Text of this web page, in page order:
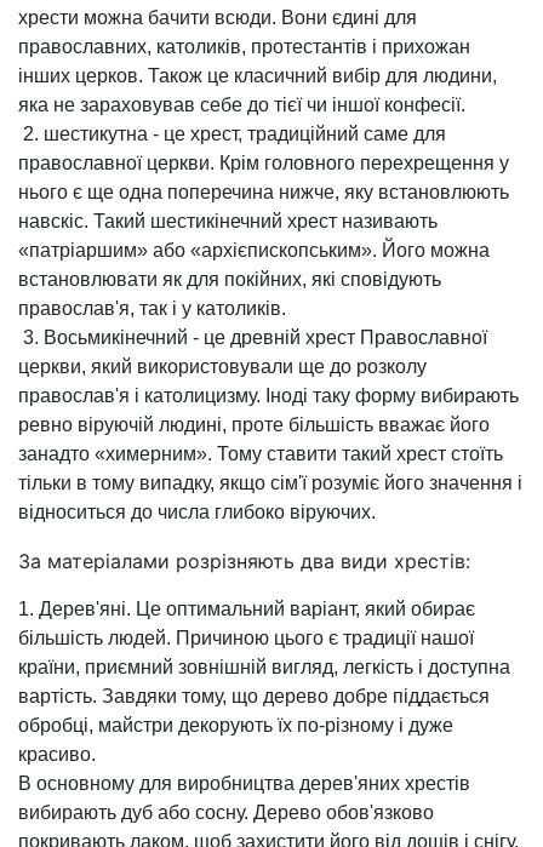
хрести можна бачити всюди. Вони єдині для
православних, католиків, протестантів і прихожан
інших церков. Також це класичний вибір для людини,
яка не зараховував себе до тієї чи іншої конфесії.
2. шестикутна - це хрест, традиційний саме для
православної церкви. Крім головного перехрещення у
нього є ще одна поперечина нижче, яку встановлюють
навскіс. Такий шестикінечний хрест називають
«патріаршим» або «архієпископським». Його можна
встановлювати як для покійних, які сповідують
православ'я, так і у католиків.
3. Восьмикінечний - це древній хрест Православної
церкви, який використовували ще до розколу
православ'я і католицизму. Іноді таку форму вибирають
ревно віруючій людині, проте більшість вважає його
занадто «химерним». Тому ставити такий хрест стоїть
тільки в тому випадку, якщо сім'ї розуміє його значення і
відноситься до числа глибоко віруючих.
За матеріалами розрізняють два види хрестів:
1. Дерев'яні. Це оптимальний варіант, який обирає
більшість людей. Причиною цього є традиції нашої
країни, приємний зовнішній вигляд, легкість і доступна
вартість. Завдяки тому, що дерево добре піддається
обробці, майстри декорують їх по-різному і дуже
красиво.
В основному для виробництва дерев'яних хрестів
вибирають дуб або сосну. Дерево обов'язково
покривають лаком, щоб захистити його від дощів і снігу.